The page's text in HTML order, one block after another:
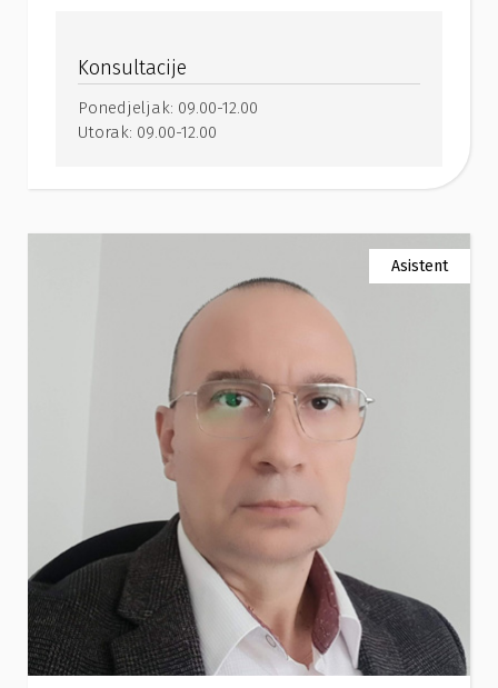
Konsultacije
Ponedjeljak: 09.00-12.00
Utorak: 09.00-12.00
Asistent